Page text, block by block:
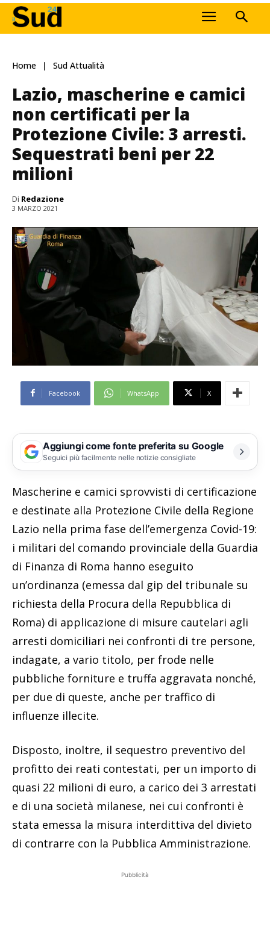
Home Sud Attualità
Lazio, mascherine e camici
non certificati per la
Protezione Civile: 3 arresti.
Sequestrati beni per 22
milioni
Di Redazione
3 MARZO 2021
Facebook WhatsApp X
Aggiungi come fonte preferita su Google
Seguici più facilmente nelle notizie consigliate
Mascherine e camici sprovvisti di certificazione
e destinate alla Protezione Civile della Regione
Lazio nella prima fase dell’emergenza Covid-19:
i militari del comando provinciale della Guardia
di Finanza di Roma hanno eseguito
un’ordinanza (emessa dal gip del tribunale su
richiesta della Procura della Repubblica di
Roma) di applicazione di misure cautelari agli
arresti domiciliari nei confronti di tre persone,
indagate, a vario titolo, per frode nelle
pubbliche forniture e truffa aggravata nonché,
per due di queste, anche per traffico di
influenze illecite.
Disposto, inoltre, il sequestro preventivo del
profitto dei reati contestati, per un importo di
quasi 22 milioni di euro, a carico dei 3 arrestati
e di una società milanese, nei cui confronti è
stata emessa la misura interdittiva del divieto
di contrarre con la Pubblica Amministrazione.
Pubblicità